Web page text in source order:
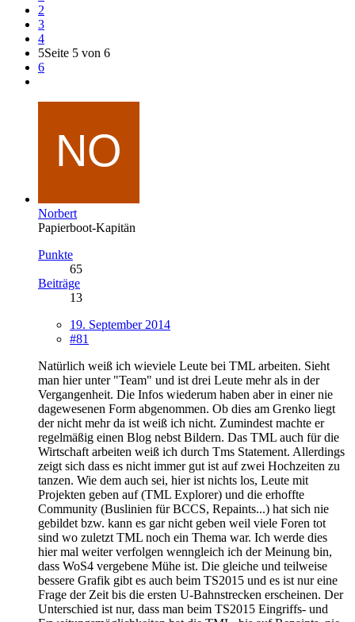
2
3
4
5Seite 5 von 6
6
Norbert
Papierboot-Kapitän
Punkte
65
Beiträge
13
19. September 2014
#81
Natürlich weiß ich wieviele Leute bei TML arbeiten. Sieht
man hier unter "Team" und ist drei Leute mehr als in der
Vergangenheit. Die Infos wiederum haben aber in einer nie
dagewesenen Form abgenommen. Ob dies am Grenko liegt
der nicht mehr da ist weiß ich nicht. Zumindest machte er
regelmäßig einen Blog nebst Bildern. Das TML auch für die
Wirtschaft arbeiten weiß ich durch Tms Statement. Allerdings
zeigt sich dass es nicht immer gut ist auf zwei Hochzeiten zu
tanzen. Wie dem auch sei, hier ist nichts los, Leute mit
Projekten geben auf (TML Explorer) und die erhoffte
Community (Buslinien für BCCS, Repaints...) hat sich nie
gebildet bzw. kann es gar nicht geben weil viele Foren tot
sind wo zuletzt TML noch ein Thema war. Ich werde dies
hier mal weiter verfolgen wenngleich ich der Meinung bin,
dass WoS4 vergebene Mühe ist. Die gleiche und teilweise
bessere Grafik gibt es auch beim TS2015 und es ist nur eine
Frage der Zeit bis die ersten U-Bahnstrecken erscheinen. Der
Unterschied ist nur, dass man beim TS2015 Eingriffs- und